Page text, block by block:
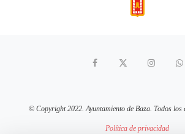
© Copyright 2022. Ayuntamiento de Baza. Todos los
Política de privacidad